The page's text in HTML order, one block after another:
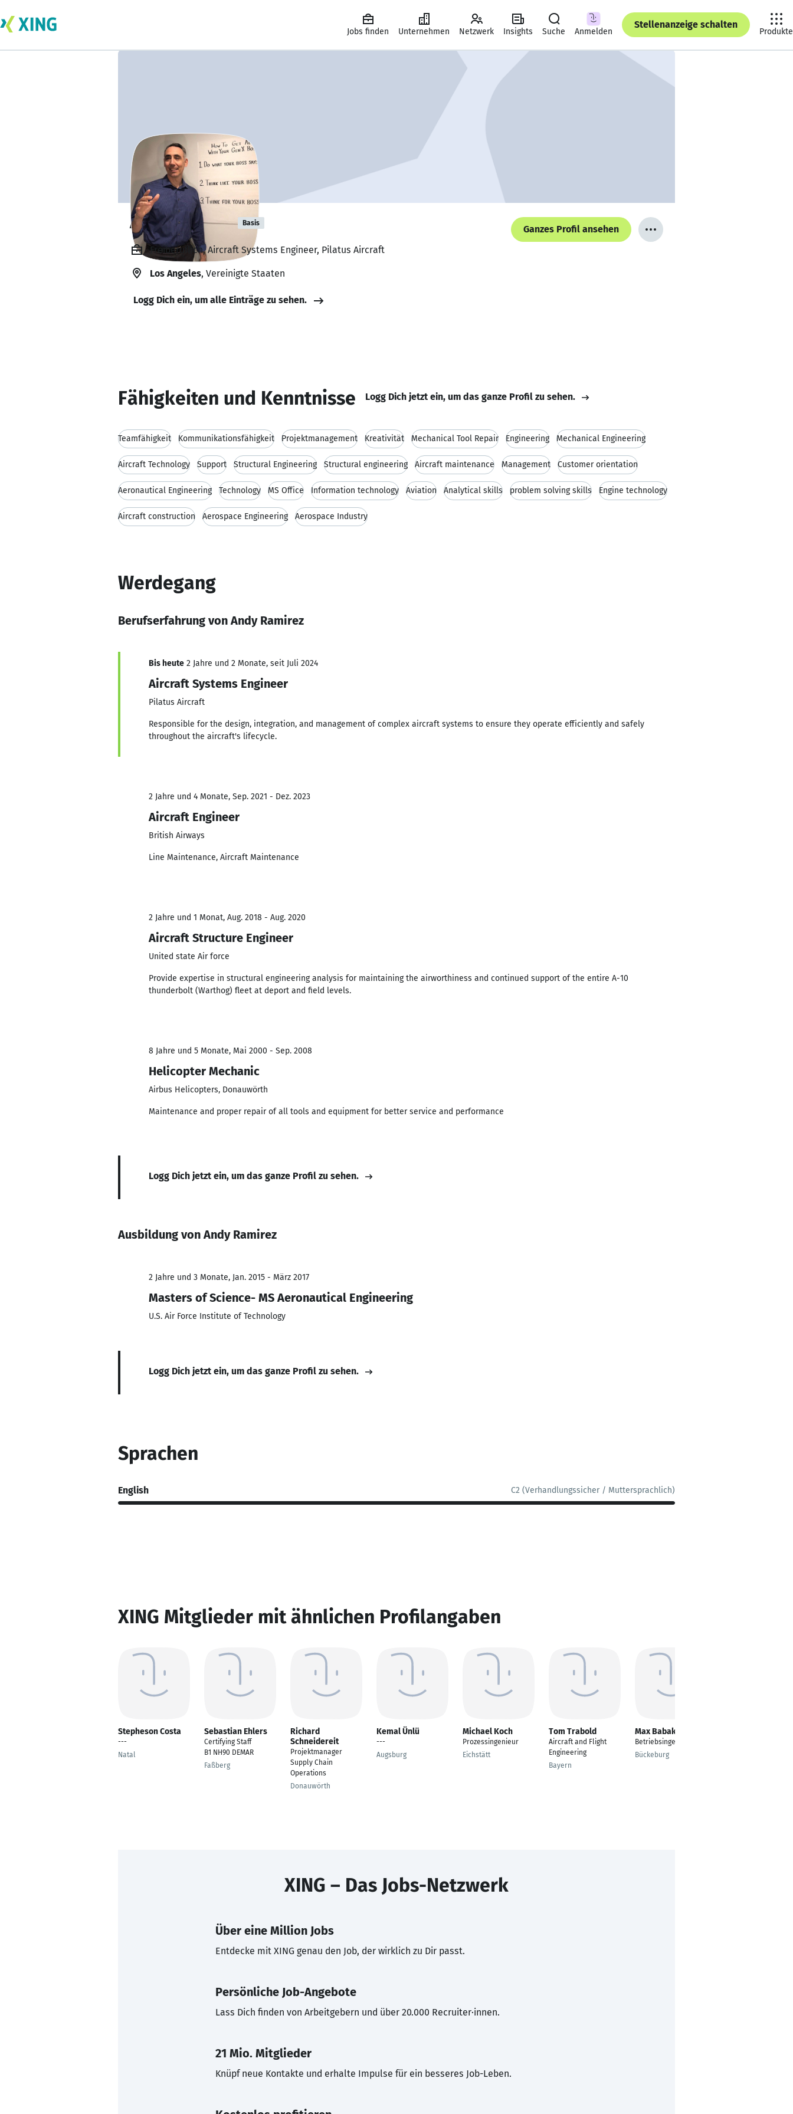
Jobs finden Unternehmen Netzwerk Insights Suche Anmelden
Stellenanzeige schalten
Produkte
Andy Ramirez Basis
Ganzes Profil ansehen
Freiberuflich, Aircraft Systems Engineer, Pilatus Aircraft
Los Angeles, Vereinigte Staaten
Logg Dich ein, um alle Einträge zu sehen.
Fähigkeiten und Kenntnisse Logg Dich jetzt ein, um das ganze Profil zu sehen.
Teamfähigkeit Kommunikationsfähigkeit Projektmanagement Kreativität Mechanical Tool Repair Engineering Mechanical Engineering
Aircraft Technology Support Structural Engineering Structural engineering Aircraft maintenance Management Customer orientation
Aeronautical Engineering Technology MS Office Information technology Aviation Analytical skills problem solving skills Engine technology
Aircraft construction Aerospace Engineering Aerospace Industry
Werdegang
Berufserfahrung von Andy Ramirez
Bis heute 2 Jahre und 2 Monate, seit Juli 2024
Aircraft Systems Engineer
Pilatus Aircraft
Responsible for the design, integration, and management of complex aircraft systems to ensure they operate efficiently and safely
throughout the aircraft's lifecycle.
2 Jahre und 4 Monate, Sep. 2021 - Dez. 2023
Aircraft Engineer
British Airways
Line Maintenance, Aircraft Maintenance
2 Jahre und 1 Monat, Aug. 2018 - Aug. 2020
Aircraft Structure Engineer
United state Air force
Provide expertise in structural engineering analysis for maintaining the airworthiness and continued support of the entire A-10
thunderbolt (Warthog) fleet at deport and field levels.
8 Jahre und 5 Monate, Mai 2000 - Sep. 2008
Helicopter Mechanic
Airbus Helicopters, Donauwörth
Maintenance and proper repair of all tools and equipment for better service and performance
Logg Dich jetzt ein, um das ganze Profil zu sehen.
Ausbildung von Andy Ramirez
2 Jahre und 3 Monate, Jan. 2015 - März 2017
Masters of Science- MS Aeronautical Engineering
U.S. Air Force Institute of Technology
Logg Dich jetzt ein, um das ganze Profil zu sehen.
Sprachen
English C2 (Verhandlungssicher / Muttersprachlich)
XING Mitglieder mit ähnlichen Profilangaben
Stepheson Costa
---
Natal
Sebastian Ehlers
Certifying Staff
B1 NH90 DEMAR
Faßberg
Richard
Schneidereit
Projektmanager
Supply Chain
Operations
Donauwörth
Kemal Ünlü
---
Augsburg
Michael Koch
Prozessingenieur
Eichstätt
Tom Trabold
Aircraft and Flight
Engineering
Bayern
Max Babakin
Betriebsingenieur
Bückeburg
XING – Das Jobs-Netzwerk
Über eine Million Jobs
Entdecke mit XING genau den Job, der wirklich zu Dir passt.
Persönliche Job-Angebote
Lass Dich finden von Arbeitgebern und über 20.000 Recruiter·innen.
21 Mio. Mitglieder
Knüpf neue Kontakte und erhalte Impulse für ein besseres Job-Leben.